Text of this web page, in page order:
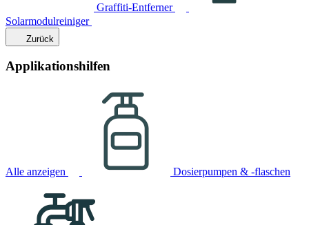
Graffiti-Entferner
Solarmodulreiniger
Zurück
Applikationshilfen
Alle anzeigen Dosierpumpen & -flaschen